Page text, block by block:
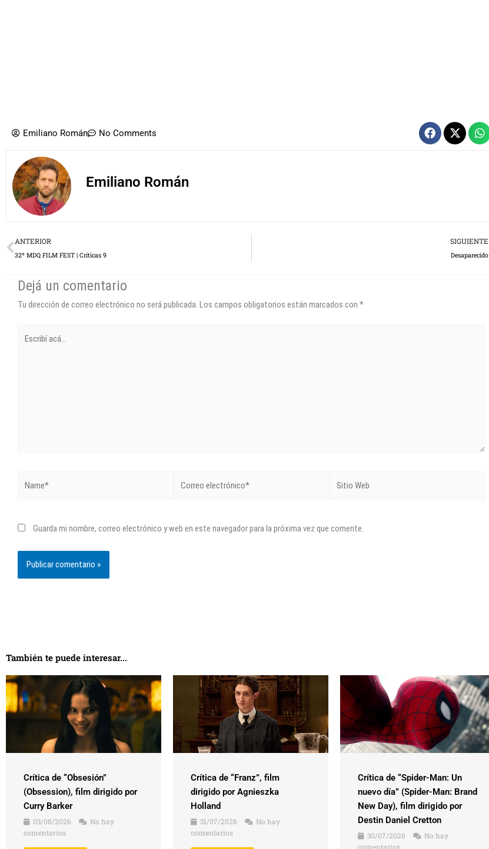
Emiliano Román No Comments
Emiliano Román
Prev
ANTERIOR
32º MDQ FILM FEST | Críticas 9
SIGUIENTE
Desaparecido
Dejá un comentario
Tu dirección de correo electrónico no será publicada. Los campos obligatorios están marcados con *
acá...
electrónico*
Web
Guarda mi nombre, correo electrónico y web en este navegador para la próxima vez que comente.
También te puede interesar...
Crítica de “Obsesión”
(Obsession), film dirigido por
Curry Barker
03/08/2026
No hay
comentarios
Crítica de “Franz”, film
dirigido por Agnieszka
Holland
31/07/2026
No hay
comentarios
Crítica de “Spider-Man: Un
nuevo día” (Spider-Man: Brand
New Day), film dirigido por
Destin Daniel Cretton
30/07/2026
No hay
comentarios